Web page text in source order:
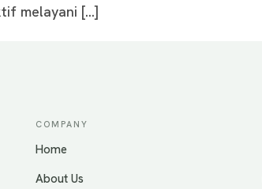
melayani […]
COMPANY
Home
About Us